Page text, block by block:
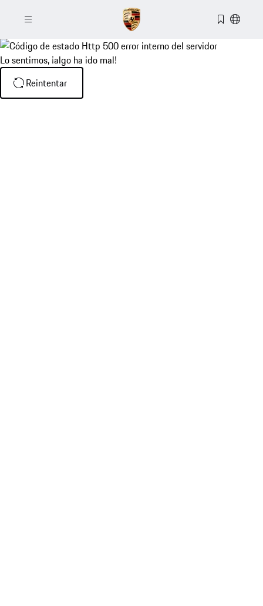
Lo sentimos, ¡algo ha ido mal!
Reintentar